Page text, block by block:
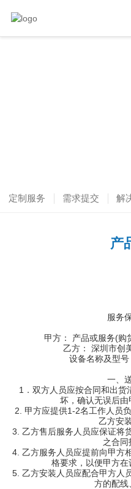
定制服务 需求提交 解
产
服务
甲方： 产品
乙方： 深圳市创
设备名称及
一、
1．双方人员应按合同和出货
坏，确认无误后由
2. 甲方应提供1-2名工作人员
乙方安
3. 乙方售后服务人员应保证将
之合同
4. 乙方服务人员应提前向甲方
格要求，以便甲方在
5. 乙方安装人员应配合甲方人
方的配线